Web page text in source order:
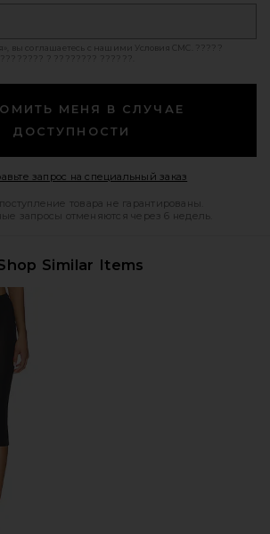
вы соглашаетесь с нашими Условия СМС
МЕНЯ В СЛУЧАЕ
ДОСТУПНОСТИ
запрос на специальный заказ
товара не гарантированы.
запросы отменяются через 6 недель.
Similar Items